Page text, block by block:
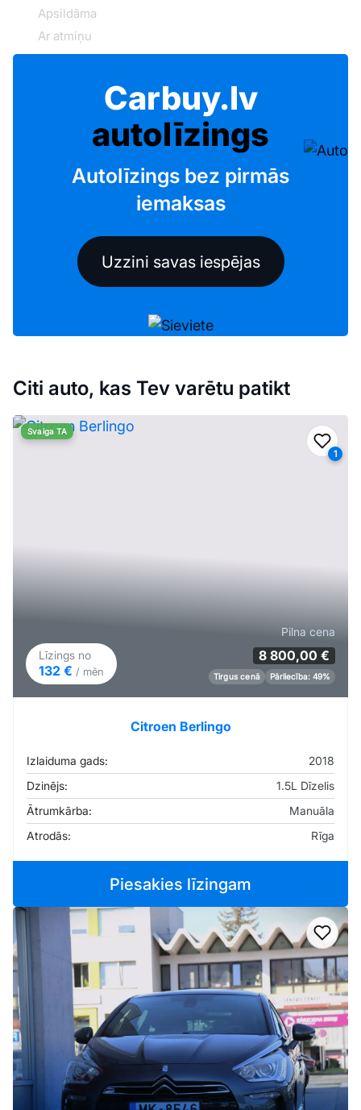
Apsildāma
Ar atmiņu
Carbuy.lv
autolīzings
Autolīzings bez pirmās
iemaksas
Uzzini savas iespējas
Citi auto, kas Tev varētu patikt
1
Svaiga TA
Līzings no
132 € / mēn
Pilna cena
8 800,00 €
Tirgus cenā Pārliecība: 49%
Citroen Berlingo
Izlaiduma gads:
2018
Dzinējs:
1.5L Dīzelis
Ātrumkārba:
Manuāla
Atrodās:
Rīga
Piesakies līzingam